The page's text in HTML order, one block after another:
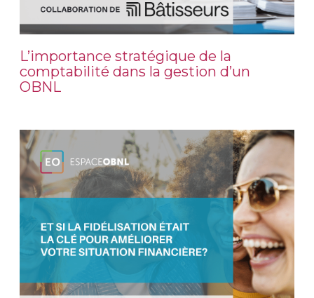
L’importance stratégique de la
comptabilité dans la gestion d’un
OBNL